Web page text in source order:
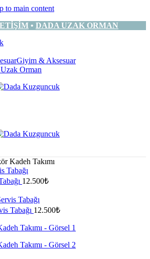
to main content
• DADA UZAK ORMAN
Giyim & Aksesuar
Uzak Orman
Kadeh Takımı
12.500₺
Tabağı 12.500₺